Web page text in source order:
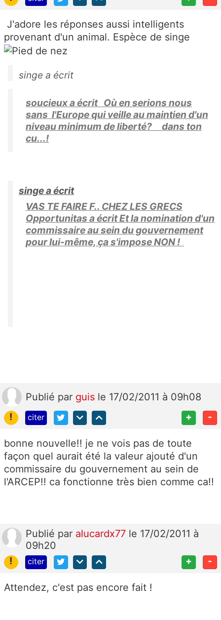
J'adore les réponses aussi intelligents
provenant d'un animal. Espèce de singe
singe a écrit
soucieux a écrit Où en serions nous
sans l'Europe qui veille au maintien d'un
niveau minimum de liberté? dans ton
cu...!
singe a écrit
VAS TE FAIRE F.. CHEZ LES GRECS
Opportunitas a écrit Et la nomination d'un
commissaire au sein du gouvernement
pour lui-même, ça s'impose NON !
Publié par guis le 17/02/2011 à 09h08
!
citer + -
bonne nouvelle!! je ne vois pas de toute
façon quel aurait été la valeur ajouté d'un
commissaire du gouvernement au sein de
l'ARCEP!! ca fonctionne très bien comme ca!!
Publié par alucardx77 le 17/02/2011 à
09h20
!
citer + -
Attendez, c'est pas encore fait !